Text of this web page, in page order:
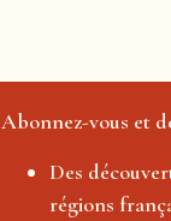
Abonnez-vous et
Des
régions